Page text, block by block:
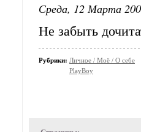
Среда, 12 Марта
Не забыть
Рубрики: Личное / Моё / О себе
PlayBoy